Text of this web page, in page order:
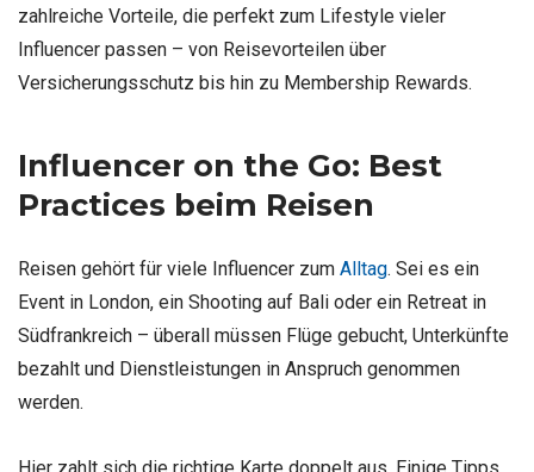
zahlreiche Vorteile, die perfekt zum Lifestyle vieler
Influencer passen – von Reisevorteilen über
Versicherungsschutz bis hin zu Membership Rewards.
Influencer on the Go: Best
Practices beim Reisen
Reisen gehört für viele Influencer zum Alltag. Sei es ein
Event in London, ein Shooting auf Bali oder ein Retreat in
Südfrankreich – überall müssen Flüge gebucht, Unterkünfte
bezahlt und Dienstleistungen in Anspruch genommen
werden.